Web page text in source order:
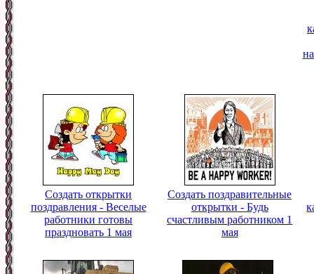
Создать открытки
поздравления - Веселые
работники готовы
праздновать 1 мая
Создать поздравительные
открытки - Будь
счастливым работником 1
мая